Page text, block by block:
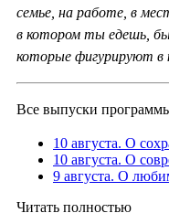
семье, на работе, в
в котором ты едешь,
которые фигурируют в
Все выпуски
10 августа. О
10 августа. О
9 августа. О
Читать полностью